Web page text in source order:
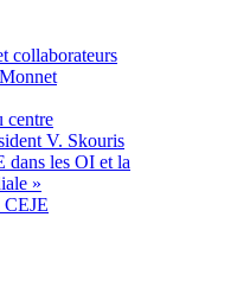
collaborateurs
centre
V. Skouris
dans les OI et la
»
CEJE